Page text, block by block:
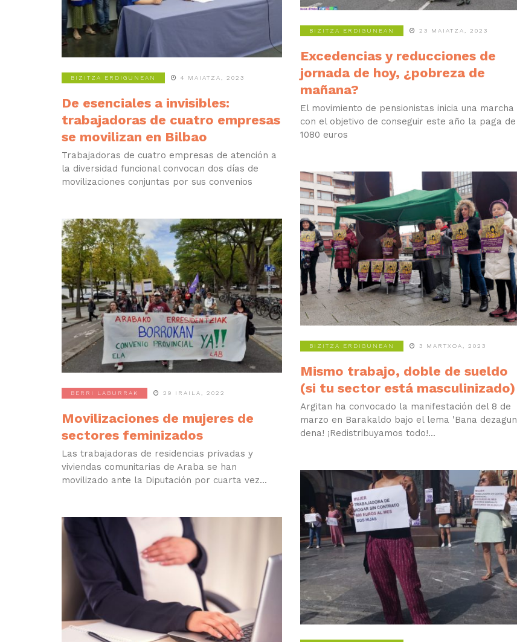
BIZITZA ERDIGUNEAN 23 MAIATZA, 2023
Excedencias y reducciones de
jornada de hoy, ¿pobreza de
mañana?
El movimiento de pensionistas inicia una marcha
con el objetivo de conseguir este año la paga de
1080 euros
BIZITZA ERDIGUNEAN 4 MAIATZA, 2023
De esenciales a invisibles:
trabajadoras de cuatro empresas
se movilizan en Bilbao
Trabajadoras de cuatro empresas de atención a
la diversidad funcional convocan dos días de
movilizaciones conjuntas por sus convenios
BIZITZA ERDIGUNEAN 3 MARTXOA, 2023
Mismo trabajo, doble de sueldo
(si tu sector está masculinizado)
Argitan ha convocado la manifestación del 8 de
marzo en Barakaldo bajo el lema 'Bana dezagun
dena! ¡Redistribuyamos todo!...
BERRI LABURRAK 29 IRAILA, 2022
Movilizaciones de mujeres de
sectores feminizados
Las trabajadoras de residencias privadas y
viviendas comunitarias de Araba se han
movilizado ante la Diputación por cuarta vez...